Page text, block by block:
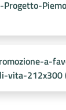
a-
212x300